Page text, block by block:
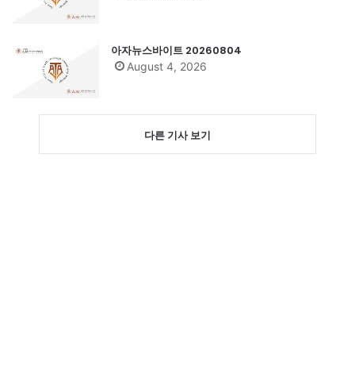
아자뉴스바이트 20260804
August 4, 2026
다른 기사 보기